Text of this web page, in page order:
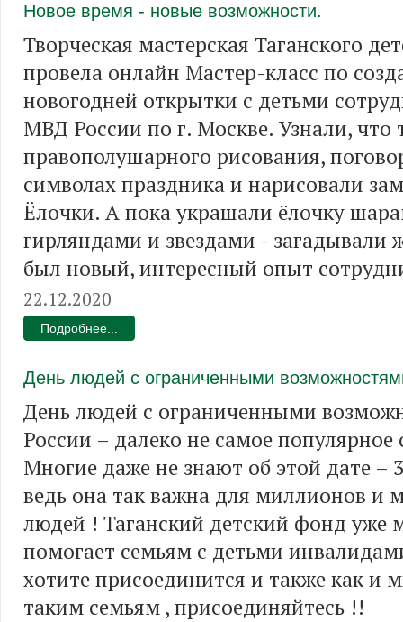
Новое время - новые возможности.
Творческая мастерская Таганского
провела онлайн Мастер-класс по
новогодней открытки с детьми
МВД России по г. Москве. Узнали, что
правополушарного рисования,
символах праздника и нарисовали
Ёлочки. А пока украшали ёлочку
гирляндами и звездами - загадывали
был новый, интересный опыт
22.12.2020
Подробнее...
День людей с ограниченными
День людей с ограниченными
России – далеко не самое популярное
Многие даже не знают об этой дате –
ведь она так важна для миллионов и
людей ! Таганский детский фонд уже
помогает семьям с детьми
хотите присоединится и также как и
таким семьям , присоединяйтесь !!